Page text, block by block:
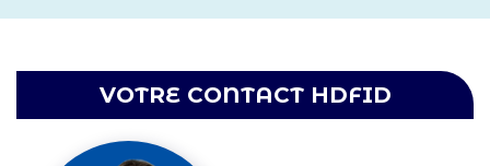
VOTRE CONTACT HDFID